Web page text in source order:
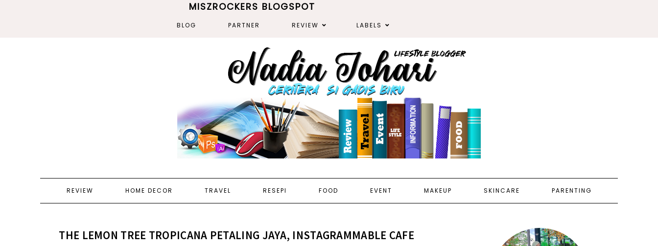
MISZROCKERS BLOGSPOT
BLOG PARTNER REVIEW LABELS
REVIEW HOME DECOR TRAVEL RESEPI FOOD EVENT MAKEUP SKINCARE PARENTING
THE LEMON TREE TROPICANA PETALING JAYA, INSTAGRAMMABLE CAFE